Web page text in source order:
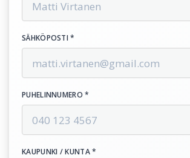
SÄHKÖPOSTI *
PUHELINNUMERO *
KAUPUNKI / KUNTA *